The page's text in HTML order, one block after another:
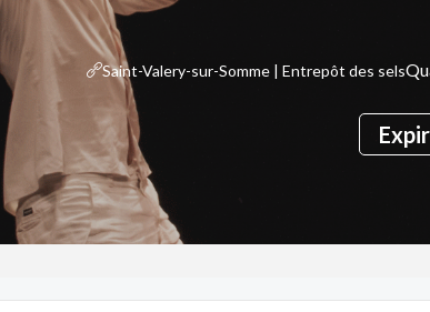
Saint-Valery-sur-Somme | Entrepôt des sels